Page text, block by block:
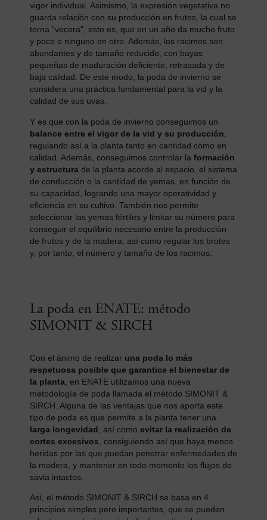
vigor individual. Asimismo, la expresión vegetativa no
guarda relación con su producción en frutos, la cual se
torna “vecera”, esto es, que en un año da mucho fruto
y poco o ninguno en otro. Además, los racimos son
abundantes y de tamaño reducido, con bayas
pequeñas de maduración deficiente, retrasada y de
baja calidad. De este modo, la poda de invierno se
considera una práctica fundamental para la vid y la
calidad de sus uvas.
Y es que con la poda de invierno conseguimos un
balance entre el vigor de la vid y su producción
regulando así a la planta tanto en cantidad como en
calidad. Además, conseguimos controlar la formación
y estructura de la planta acorde al espacio, el sistema
de conducción o la cantidad de yemas, en función de
su capacidad, logrando una mayor operatividad y
eficiencia en su cultivo. También nos permite
seleccionar las yemas fértiles y limitar su número para
conseguir el equilibrio necesario entre la producción
de frutos y de la madera, así como regular los brotes
y, por tanto, el número y tamaño de los racimos.
La poda en ENATE: método
SIMONIT & SIRCH
Con el ánimo de realizar una poda lo más
respetuosa posible que garantice el bienestar de
la planta , en ENATE utilizamos una nueva
metodología de poda llamada el método SIMONIT &
SIRCH. Alguna de las ventajas que nos aporta este
tipo de poda es que permite a la planta tener una
larga longevidad , así como evitar la realización de
cortes excesivos , consiguiendo así que haya menos
heridas por las que puedan penetrar enfermedades de
la madera, y mantener en todo momento los flujos de
savia intactos.
Así, el método SIMONIT & SIRCH se basa en 4
principios simples pero importantes, que se pueden